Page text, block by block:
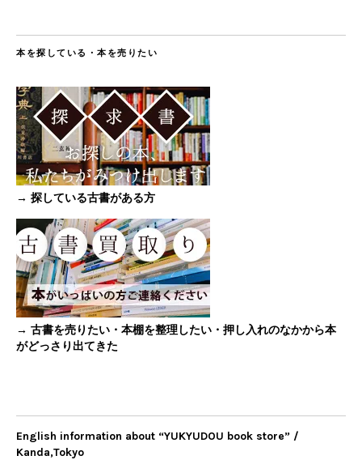
本を探している・本を売りたい
→ 探している古書がある方
→ 古書を売りたい・本棚を整理したい・押し入れのなかから本
がどっさり出てきた
English information about “YUKYUDOU book store” /
Kanda,Tokyo